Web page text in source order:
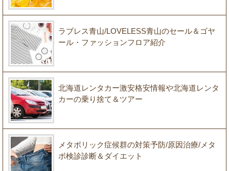
ラブレス青山/LOVELESS青山のセール＆ゴヤ
ール・ファッションフロア紹介
北海道レンタカー激安格安情報や北海道レンタ
カーの乗り捨て＆ツアー
メタボリック症候群の対策予防/原因治療/メタ
ボ検診診断＆ダイエット